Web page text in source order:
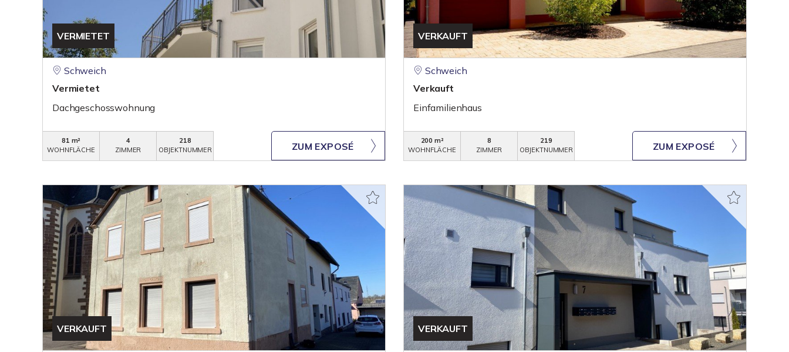
VERMIETET
Schweich
Vermietet
Dachgeschosswohnung
81 m²
WOHNFLÄCHE
4
ZIMMER
218
OBJEKTNUMMER
ZUM EXPOSÉ
VERKAUFT
Schweich
Verkauft
Einfamilienhaus
200 m²
WOHNFLÄCHE
8
ZIMMER
219
OBJEKTNUMMER
ZUM EXPOSÉ
VERKAUFT VERKAUFT